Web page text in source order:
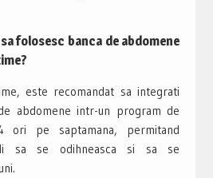
folosesc banca de abdomene
este recomandat sa integrati
abdomene intr-un program de
ori pe saptamana, permitand
sa se odihneasca si sa se